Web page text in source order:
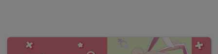
在庫あり
ランキン